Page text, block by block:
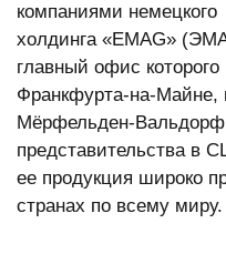
компаниями немецкого
холдинга «EMAG»
главный офис которого
Франкфурта-на-Майне,
Мёрфельден-
представительства в
ее продукция широко
странах по всему миру.